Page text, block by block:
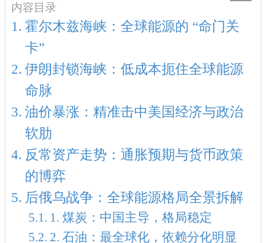
内容目录
霍尔木兹海峡：全球能源的 “命门关
卡”
伊朗封锁海峡：低成本扼住全球能源
命脉
油价暴涨：精准击中美国经济与政治
软肋
反常资产走势：通胀预期与货币政策
的博弈
后俄乌战争：全球能源格局全景拆解
1. 煤炭：中国主导，格局稳定
2. 石油：最全球化，依赖分化明显